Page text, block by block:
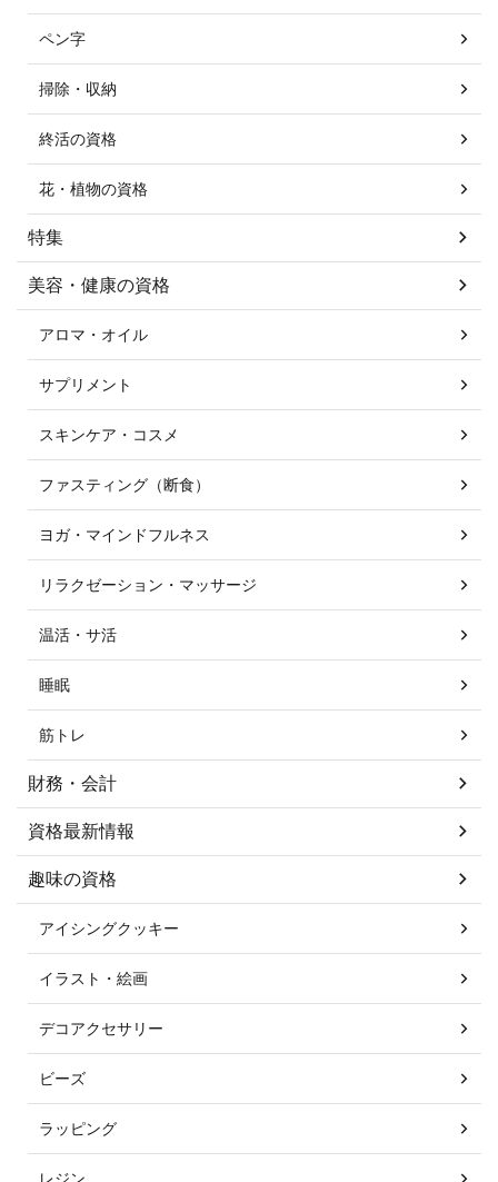
ペン字
掃除・収納
終活の資格
花・植物の資格
特集
美容・健康の資格
アロマ・オイル
サプリメント
スキンケア・コスメ
ファスティング（断食）
ヨガ・マインドフルネス
リラクゼーション・マッサージ
温活・サ活
睡眠
筋トレ
財務・会計
資格最新情報
趣味の資格
アイシングクッキー
イラスト・絵画
デコアクセサリー
ビーズ
ラッピング
レジン